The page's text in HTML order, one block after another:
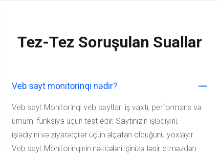
Tez-Tez Soruşulan Suallar
Veb sayt monitorinqi nədir?
Veb sayt Monitorinqi veb saytları iş vaxtı, performans və
ümumi funksiya üçün test edir. Saytınızın işlədiyini,
işlədiyini və ziyarətçilər üçün əlçatan olduğunu yoxlayır.
Veb sayt Monitorinqinin nəticələri işinizə təsir etməzdən